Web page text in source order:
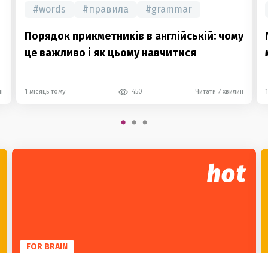
#words #правила #grammar
Порядок прикметників в англійській: чому
це важливо і як цьому навчитися
1 місяць тому 450 Читати 7 хвилин
hot
FOR BRAIN